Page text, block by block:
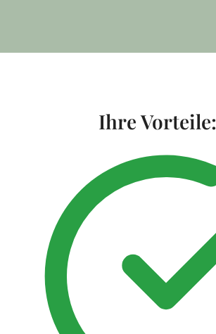
Ihre Vorteile: